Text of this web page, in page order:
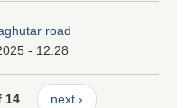
road
- 12:28
14 next ›